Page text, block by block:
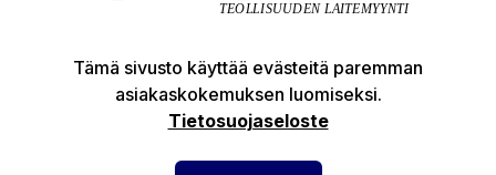
Tämä sivusto käyttää evästeitä paremman
asiakaskokemuksen luomiseksi.
Tietosuojaseloste